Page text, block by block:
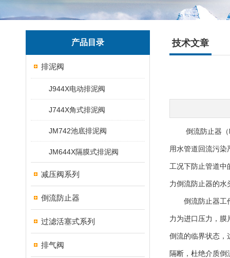
产品目录
排泥阀
J944X电动排泥阀
J744X角式排泥阀
JM742池底排泥阀
JM644X隔膜式排泥阀
减压阀系列
倒流防止器
过滤活塞式系列
排气阀
技术文章
倒流防止器（
用水管道回流污染
工况下防止管道中
力倒流防止器的水
倒流防止器工作
力为进口压力，膜
倒流的临界状态，
隔断，杜绝介质倒